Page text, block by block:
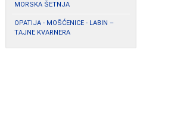
MORSKA ŠETNJA
OPATIJA - MOŠĆENICE - LABIN –
TAJNE KVARNERA